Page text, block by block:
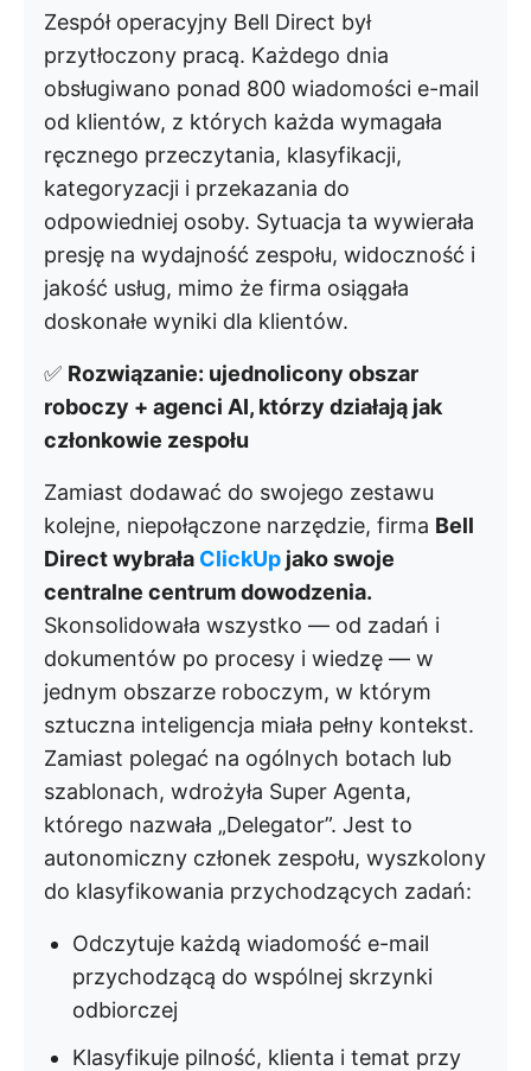
Zespół operacyjny Bell Direct był
przytłoczony pracą. Każdego dnia
obsługiwano ponad 800 wiadomości e-mail
od klientów, z których każda wymagała
ręcznego przeczytania, klasyfikacji,
kategoryzacji i przekazania do
odpowiedniej osoby. Sytuacja ta wywierała
presję na wydajność zespołu, widoczność i
jakość usług, mimo że firma osiągała
doskonałe wyniki dla klientów.
✅ Rozwiązanie: ujednolicony obszar
roboczy + agenci AI, którzy działają jak
członkowie zespołu
Zamiast dodawać do swojego zestawu
kolejne, niepołączone narzędzie, firma Bell
Direct wybrała ClickUp jako swoje
centralne centrum dowodzenia.
Skonsolidowała wszystko — od zadań i
dokumentów po procesy i wiedzę — w
jednym obszarze roboczym, w którym
sztuczna inteligencja miała pełny kontekst.
Zamiast polegać na ogólnych botach lub
szablonach, wdrożyła Super Agenta,
którego nazwała „Delegator”. Jest to
autonomiczny członek zespołu, wyszkolony
do klasyfikowania przychodzących zadań:
Odczytuje każdą wiadomość e-mail
przychodzącą do wspólnej skrzynki
odbiorczej
Klasyfikuje pilność, klienta i temat przy